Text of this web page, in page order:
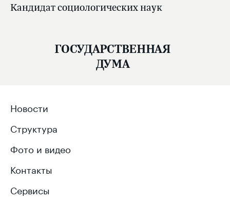
Кандидат социологических наук
ГОСУДАРСТВЕННАЯ
ДУМА
Новости
Структура
Фото и видео
Контакты
Сервисы